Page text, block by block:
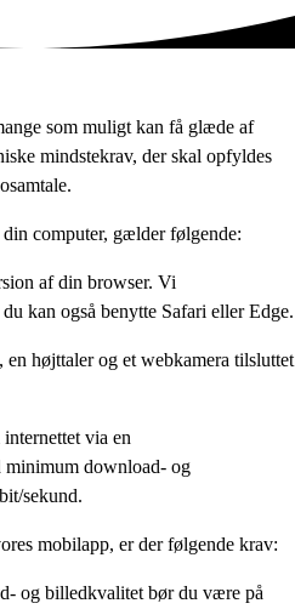
som muligt kan få glæde af
mindstekrav, der skal opfyldes
computer, gælder følgende:
af din browser. Vi
du kan også benytte Safari eller Edge.
højttaler og et webkamera tilsluttet
via en
minimum download- og
sekund.
mobilapp, er der følgende krav:
og billedkvalitet bør du være på